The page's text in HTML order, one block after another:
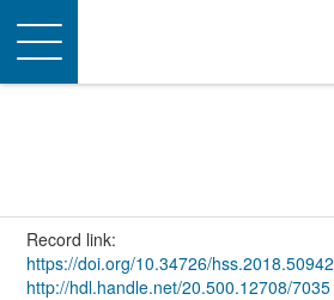
Toggle
navigation
Record link:
https://doi.org/10.34726/hss.2018.50942
http://hdl.handle.net/20.500.12708/7035